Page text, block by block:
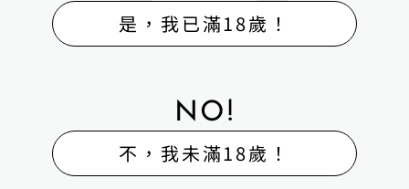
是，我已滿18歲！
NO!
不，我未滿18歲！